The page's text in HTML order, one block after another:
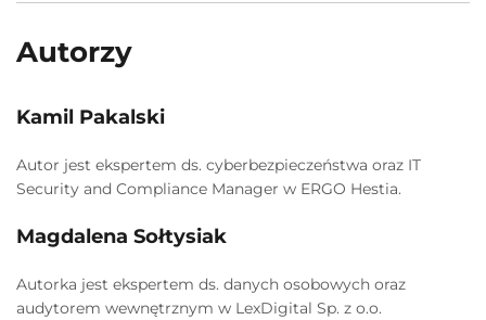
Autorzy
Kamil Pakalski
Autor jest ekspertem ds. cyberbezpieczeństwa oraz IT
Security and Compliance Manager w ERGO Hestia.
Magdalena Sołtysiak
Autorka jest ekspertem ds. danych osobowych oraz
audytorem wewnętrznym w LexDigital Sp. z o.o.